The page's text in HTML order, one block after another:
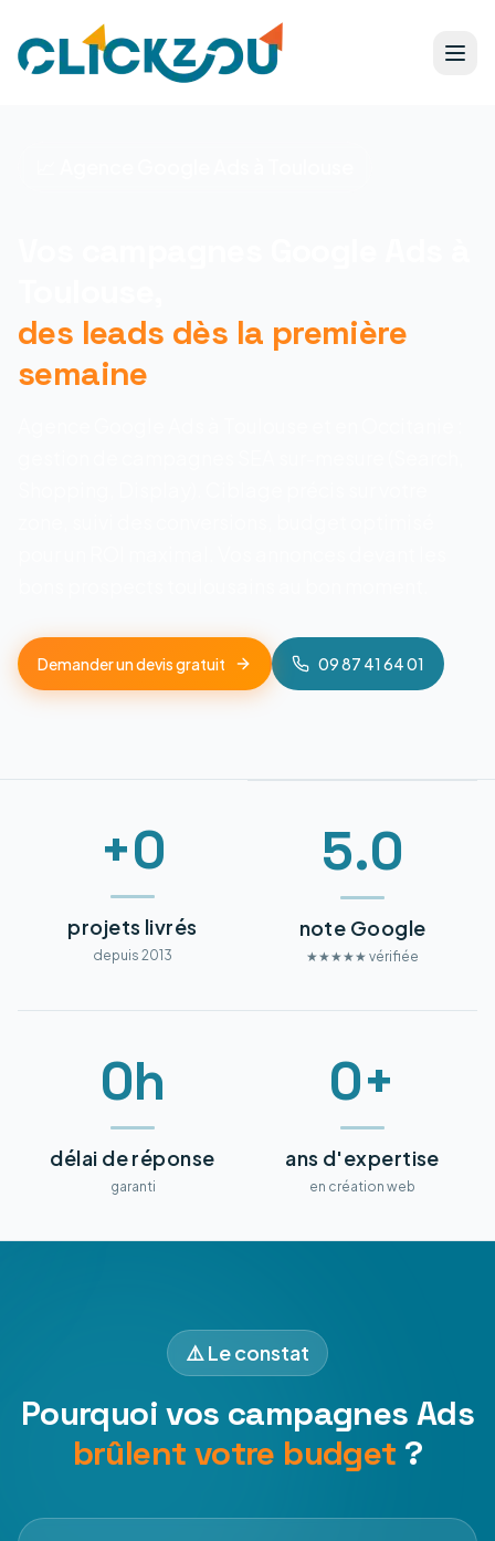
des leads dès la première
semaine
Demander un devis gratuit 09 87 41 64 01
+0
projets livrés
depuis 2013
5.0
note Google
★★★★★ vérifiée
0h
délai de réponse
garanti
0+
ans d'expertise
en création web
⚠️ Le constat
Pourquoi vos campagnes Ads
brûlent votre budget ?